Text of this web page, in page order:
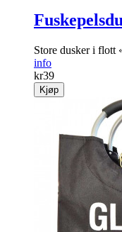
Store dusker i flott
info
kr39
Kjøp